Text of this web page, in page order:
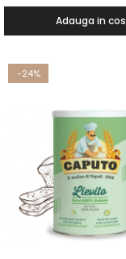
Adauga in cos
-24%